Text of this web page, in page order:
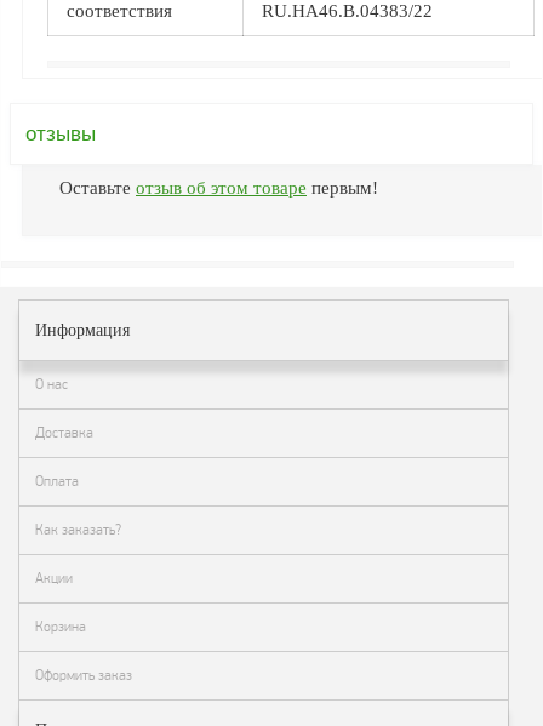
соответствия
RU.HA46.B.04383/22
отзывы
Оставьте отзыв об этом товаре первым!
Информация
О нас
Доставка
Оплата
Как заказать?
Акции
Корзина
Оформить заказ